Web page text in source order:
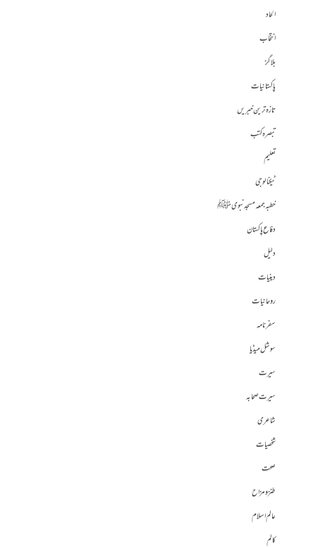
الحاد
انتخاب
بلاگز
پاکستانیات
تازہ ترین خبریں
تبصرہ کتب
تعلیم
ٹیکنالوجی
خطبہ جمعہ مسجد نبوی ﷺ
دفاع پاکستان
دلیل
دینیات
روحانیات
سفرنامہ
سوشل میڈیا
سیرت
سیرت صحابہ
شاعری
شخصیات
صحت
طنز و مزاح
عالم اسلام
کالم